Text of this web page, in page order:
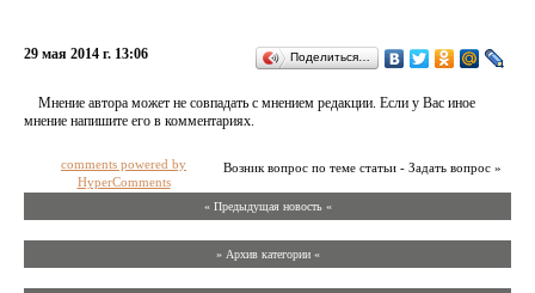
29 мая 2014 г. 13:06 Поделиться…
Мнение автора может не совпадать с мнением редакции. Если у Вас иное
мнение напишите его в комментариях.
Возник вопрос по теме статьи - Задать вопрос »
comments powered by
HyperComments
« Предыдущая новость «
» Архив категории «